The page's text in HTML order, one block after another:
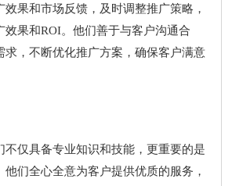
果和市场反馈，及时调整推广策略，
效果和ROI。他们善于与客户沟通合
求，不断优化推广方案，确保客户满意
不仅具备专业知识和技能，更重要的是
们全心全意为客户提供优质的服务，